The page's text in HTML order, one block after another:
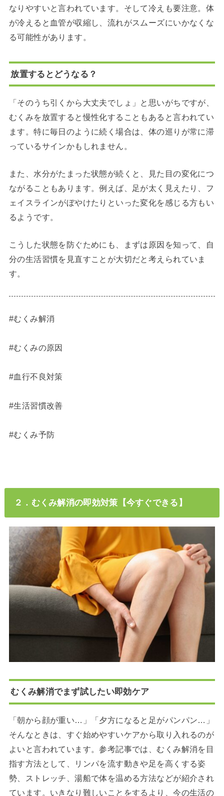
なりやすいと言われています。そして冷えも要注意。体
が冷えると血管が収縮し、流れがスムーズにいかなくな
る可能性があります。
放置するとどうなる？
「そのうち引くから大丈夫でしょ」と思いがちですが、
むくみを放置すると慢性化することもあると言われてい
ます。特に毎日のように続く場合は、体の巡りが常に滞
っているサインかもしれません。
また、水分がたまった状態が続くと、見た目の変化につ
ながることもあります。例えば、足が太く見えたり、フ
ェイスラインがぼやけたりといった変化を感じる方もい
るようです。
こうした状態を防ぐためにも、まずは原因を知って、自
分の生活習慣を見直すことが大切だと考えられていま
す。
#むくみ解消
#むくみの原因
#血行不良対策
#生活習慣改善
#むくみ予防
２．むくみ解消の即効対策【今すぐできる】
むくみ解消でまず試したい即効ケア
「朝から顔が重い…」「夕方になると足がパンパン…」
そんなときは、すぐ始めやすいケアから取り入れるのが
よいと言われています。参考記事では、むくみ解消を目
指す方法として、リンパを流す動きや足を高くする姿
勢、ストレッチ、湯船で体を温める方法などが紹介され
ています。いきなり難しいことをするより、今の生活の